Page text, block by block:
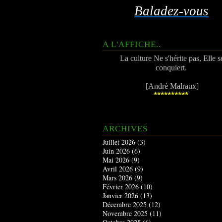
Baladez-vous
A L'AFFICHE..
La culture Ne s'hérite pas, Elle
conquiert.
[André Malraux]
**********
ARCHIVES
Juillet 2026 (3)
Juin 2026 (6)
Mai 2026 (9)
Avril 2026 (9)
Mars 2026 (9)
Février 2026 (10)
Janvier 2026 (13)
Décembre 2025 (12)
Novembre 2025 (11)